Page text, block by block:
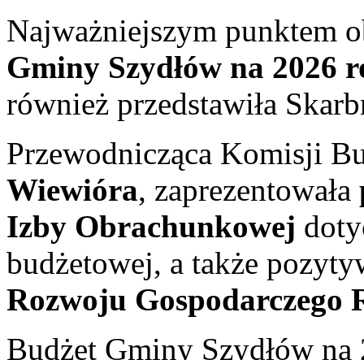
Najważniejszym punktem
Gminy Szydłów na 2026
również przedstawiła
Przewodnicząca Komisji
Wiewióra, zaprezentowała
Izby Obrachunkowej
budżetowej, a także
Rozwoju Gospodarczego
Budżet Gminy Szydłów